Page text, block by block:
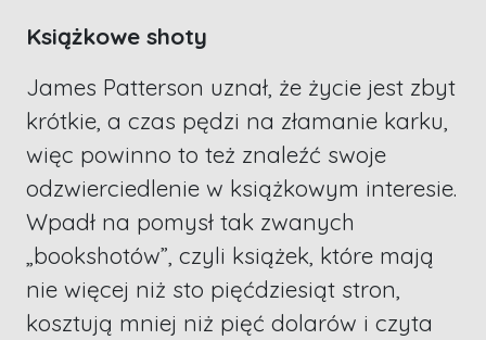
Książkowe shoty
James Patterson uznał, że życie jest zbyt
krótkie, a czas pędzi na złamanie karku,
więc powinno to też znaleźć swoje
odzwierciedlenie w książkowym interesie.
Wpadł na pomysł tak zwanych
„bookshotów”, czyli książek, które mają
nie więcej niż sto pięćdziesiąt stron,
kosztują mniej niż pięć dolarów i czyta